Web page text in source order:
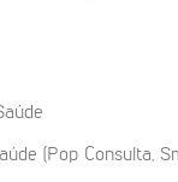
(Pop Consulta,